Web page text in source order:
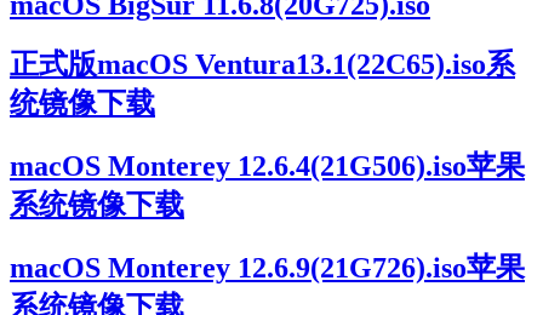
正式版macOS Ventura13.1(22C65).iso系
统镜像下载
macOS Monterey 12.6.4(21G506).iso苹果
系统镜像下载
macOS Monterey 12.6.9(21G726).iso苹果
系统镜像下载